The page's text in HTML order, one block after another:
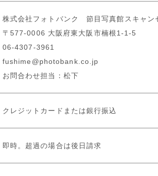
株式会社フォトバンク 節目写真館スキャン
〒577-0006 大阪府東大阪市楠根1-1-5
06-4307-3961
fushime@photobank.co.jp
お問合わせ担当：松下
クレジットカードまたは銀行振込
即時。超過の場合は後日請求